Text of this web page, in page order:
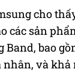
cho
các sản
bao
nhân, và